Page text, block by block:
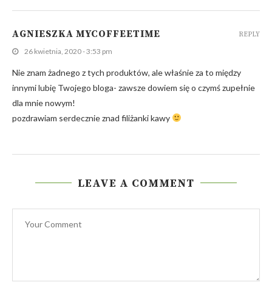
AGNIESZKA MYCOFFEETIME
26 kwietnia, 2020 - 3:53 pm
Nie znam żadnego z tych produktów, ale właśnie za to między
innymi lubię Twojego bloga- zawsze dowiem się o czymś zupełnie
dla mnie nowym!
pozdrawiam serdecznie znad filiżanki kawy
REPLY
LEAVE A COMMENT